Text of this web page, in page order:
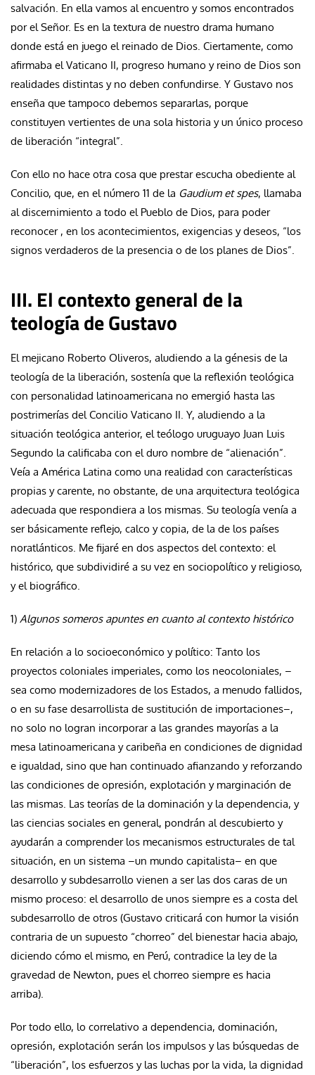
salvación. En ella vamos al encuentro y somos encontrados
por el Señor. Es en la textura de nuestro drama humano
donde está en juego el reinado de Dios. Ciertamente, como
afirmaba el Vaticano II, progreso humano y reino de Dios son
realidades distintas y no deben confundirse. Y Gustavo nos
enseña que tampoco debemos separarlas, porque
constituyen vertientes de una sola historia y un único proceso
de liberación “integral”.
Con ello no hace otra cosa que prestar escucha obediente al
Concilio, que, en el número 11 de la Gaudium et spes, llamaba
al discernimiento a todo el Pueblo de Dios, para poder
reconocer , en los acontecimientos, exigencias y deseos, “los
signos verdaderos de la presencia o de los planes de Dios”.
III. El contexto general de la
teología de Gustavo
El mejicano Roberto Oliveros, aludiendo a la génesis de la
teología de la liberación, sostenía que la reflexión teológica
con personalidad latinoamericana no emergió hasta las
postrimerías del Concilio Vaticano II. Y, aludiendo a la
situación teológica anterior, el teólogo uruguayo Juan Luis
Segundo la calificaba con el duro nombre de “alienación”.
Veía a América Latina como una realidad con características
propias y carente, no obstante, de una arquitectura teológica
adecuada que respondiera a los mismas. Su teología venía a
ser básicamente reflejo, calco y copia, de la de los países
noratlánticos. Me fijaré en dos aspectos del contexto: el
histórico, que subdividiré a su vez en sociopolítico y religioso,
y el biográfico.
1) Algunos someros apuntes en cuanto al contexto histórico
En relación a lo socioeconómico y político: Tanto los
proyectos coloniales imperiales, como los neocoloniales, –
sea como modernizadores de los Estados, a menudo fallidos,
o en su fase desarrollista de sustitución de importaciones–,
no solo no logran incorporar a las grandes mayorías a la
mesa latinoamericana y caribeña en condiciones de dignidad
e igualdad, sino que han continuado afianzando y reforzando
las condiciones de opresión, explotación y marginación de
las mismas. Las teorías de la dominación y la dependencia, y
las ciencias sociales en general, pondrán al descubierto y
ayudarán a comprender los mecanismos estructurales de tal
situación, en un sistema –un mundo capitalista– en que
desarrollo y subdesarrollo vienen a ser las dos caras de un
mismo proceso: el desarrollo de unos siempre es a costa del
subdesarrollo de otros (Gustavo criticará con humor la visión
contraria de un supuesto “chorreo” del bienestar hacia abajo,
diciendo cómo el mismo, en Perú, contradice la ley de la
gravedad de Newton, pues el chorreo siempre es hacia
arriba).
Por todo ello, lo correlativo a dependencia, dominación,
opresión, explotación serán los impulsos y las búsquedas de
“liberación”, los esfuerzos y las luchas por la vida, la dignidad